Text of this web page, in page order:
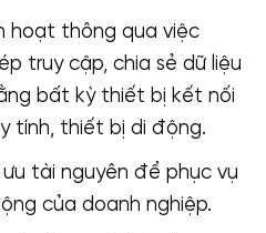
hoạt thông qua việc
truy cập, chia sẻ dữ liệu
bất kỳ thiết bị kết nối
tính, thiết bị di động.
tài nguyên để phục vụ
của doanh nghiệp.